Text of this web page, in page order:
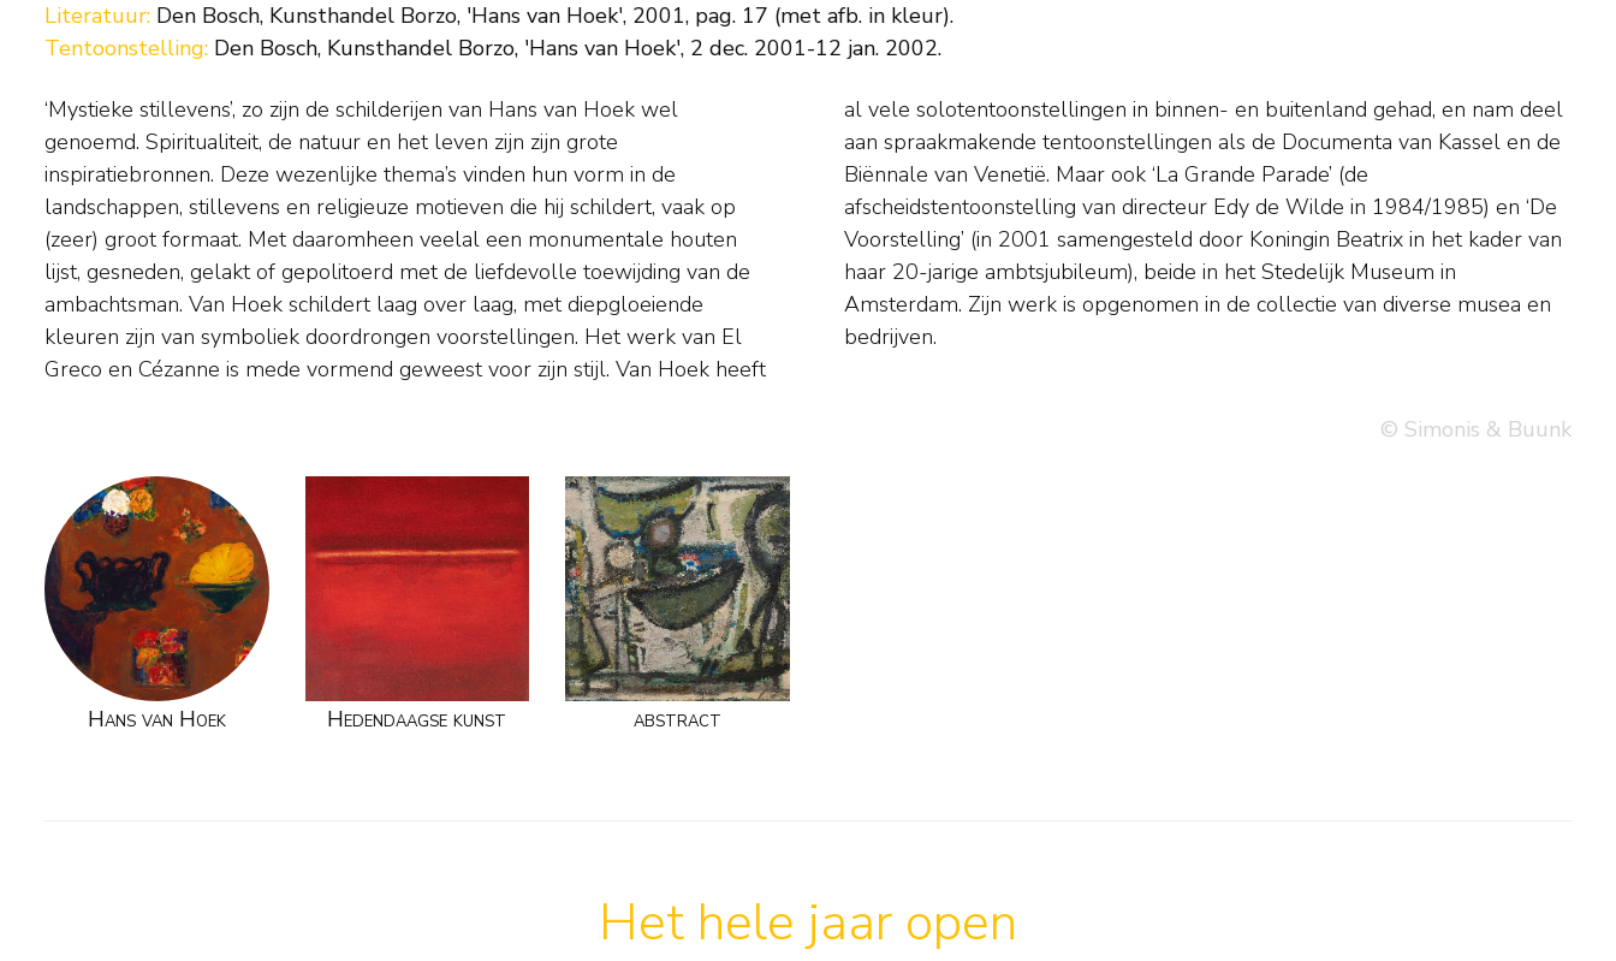
Literatuur: Den Bosch, Kunsthandel Borzo, 'Hans van Hoek', 2001, pag. 17 (met afb. in kleur).
Tentoonstelling: Den Bosch, Kunsthandel Borzo, 'Hans van Hoek', 2 dec. 2001-12 jan. 2002.
‘Mystieke stillevens’, zo zijn de schilderijen van Hans van Hoek wel
genoemd. Spiritualiteit, de natuur en het leven zijn zijn grote
inspiratiebronnen. Deze wezenlijke thema’s vinden hun vorm in de
landschappen, stillevens en religieuze motieven die hij schildert, vaak op
(zeer) groot formaat. Met daaromheen veelal een monumentale houten
lijst, gesneden, gelakt of gepolitoerd met de liefdevolle toewijding van de
ambachtsman. Van Hoek schildert laag over laag, met diepgloeiende
kleuren zijn van symboliek doordrongen voorstellingen. Het werk van El
Greco en Cézanne is mede vormend geweest voor zijn stijl. Van Hoek heeft
al vele solotentoonstellingen in binnen- en buitenland gehad, en nam deel
aan spraakmakende tentoonstellingen als de Documenta van Kassel en de
Biënnale van Venetië. Maar ook ‘La Grande Parade’ (de
afscheidstentoonstelling van directeur Edy de Wilde in 1984/1985) en ‘De
Voorstelling’ (in 2001 samengesteld door Koningin Beatrix in het kader van
haar 20-jarige ambtsjubileum), beide in het Stedelijk Museum in
Amsterdam. Zijn werk is opgenomen in de collectie van diverse musea en
bedrijven.
© Simonis & Buunk
Hans van Hoek Hedendaagse kunst abstract
Het hele jaar open